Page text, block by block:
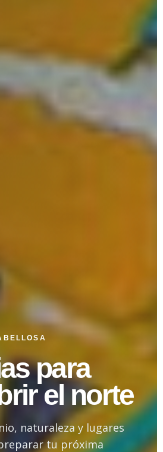
para
el norte
naturaleza y lugares
tu próxima